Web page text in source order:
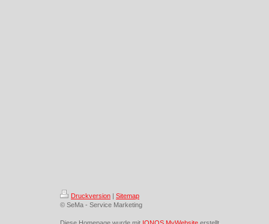
Druckversion | Sitemap
© SeMa - Service Marketing